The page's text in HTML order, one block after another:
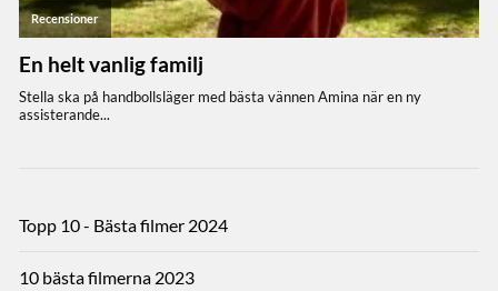
Topp 10 - Bästa filmer 2024
10 bästa filmerna 2023